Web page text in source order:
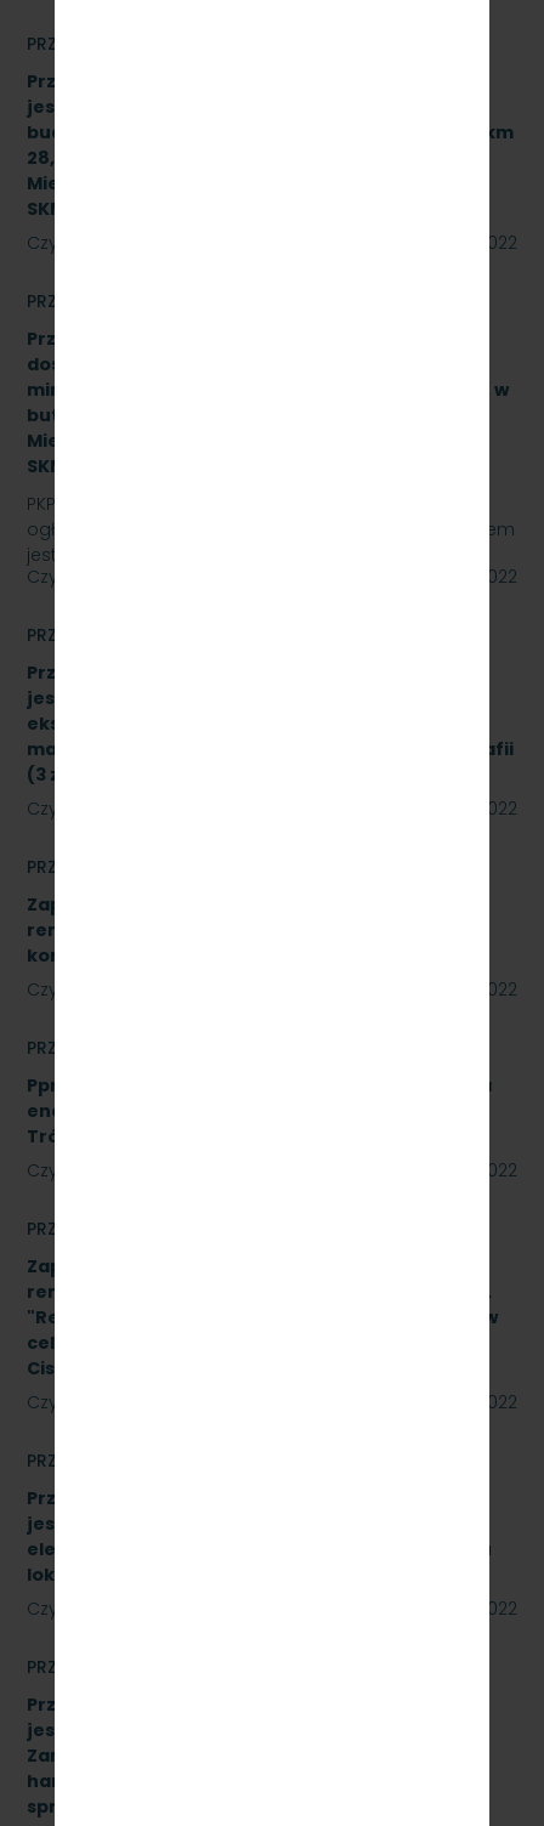
PRZETARGI
Przetarg nieograniczony, którego przedmiotem
jest wykonanie robót budowlanych związanych z
budową przystanku służbowego w torze nr 502 w km
28,950 linii kolejowej nr 250 dla PKP Szybka Kolej
Miejska w Trójmieście Sp. z o.o. [sprawa:
SKMMU.086.37.22]
Czytaj dalej
11 lipca 2022
PRZETARGI
Przetarg nieograniczony na zakup i sukcesywne
dostawy naturalnej wody pitnej (źródlanej lub
mineralnej – nisko lub średnio zmineralizowanej), w
butelkach bezzwrotnych dla PKP Szybka Kolej
Miejska w Trójmieście Sp. z o.o., znak sprawy:
SKMMU.086.21.22
PKP SZYBKA KOLEJ MIEJSKA W TRÓJMIEŚCIE Sp. z o.o.
ogłasza przetarg nieograniczony, którego przedmiotem
jest zakup i sukcesywne dostawy naturalnej wody…
Czytaj dalej
29 czerwca 2022
PRZETARGI
Przetarg nieograniczony, którego przedmiotem
jest sukcesywna dostawa materiałów
eksploatacyjnych do urządzeń drukujących,
materiałów biurowych oraz materiałów do poligrafii
(3 zadania) znak sprawy: SKMMU.086.34.22
Czytaj dalej
23 czerwca 2022
PRZETARGI
Zapytanie ofertowe na wykonanie prac
remontowych polegających na wykonaniu Sali
konferencyjnej w systemie ALU.
Czytaj dalej
22 czerwca 2022
PRZETARGI
Pprzetarg nieograniczonego na usługi doradztwa
energetycznego dla PKP Szybka Kolej Miejska w
Trójmieście Sp. z o.o. - znak: SKMMU.086.20.22
Czytaj dalej
15 czerwca 2022
PRZETARGI
Zapytanie ofertowe na wykonanie prac
remontowych w oparciu o Projekt Wykonawcy pn.
"Remont pomieszczeń magazynu w budynku A-1 w
celu adaptacji na biuro na terenie SKM Gdynia
Cisowa Postojowa".
Czytaj dalej
09 czerwca 2022
PRZETARGI
Przetarg nieograniczony, którego przedmiotem
jest sprzedaż podróżnym biletów kartkowych i z
elektronicznych kas fiskalnych typu POS- w pięciu
lokalizacjach [SKMMU.086.33.22]
Czytaj dalej
31 maja 2022
PRZETARGI
Przetarg nieograniczony, którego przedmiotem
jest „sukcesywna dostawa do siedziby
Zamawiającego – 9.525 szt. żeliwnych wstawek
hamulcowych z dylatacjami typu DO-B-380, znak
sprawy: SKMMU.086.32.22